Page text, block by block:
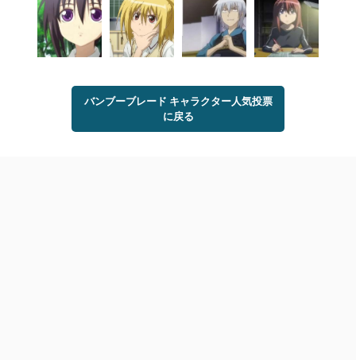
バンブーブレード キャラクター人気投票
に戻る